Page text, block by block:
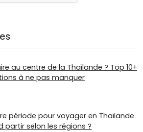
au centre de la Thaïlande ? Top 10+
à ne pas manquer
période pour voyager en Thaïlande
partir selon les régions ?